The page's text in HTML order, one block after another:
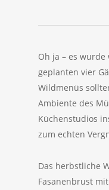
Oh ja – es
geplanten vier
Wildmenüs
Ambiente des
Küchenstudios
zum echten
Das herbstliche
Fasanenbrust